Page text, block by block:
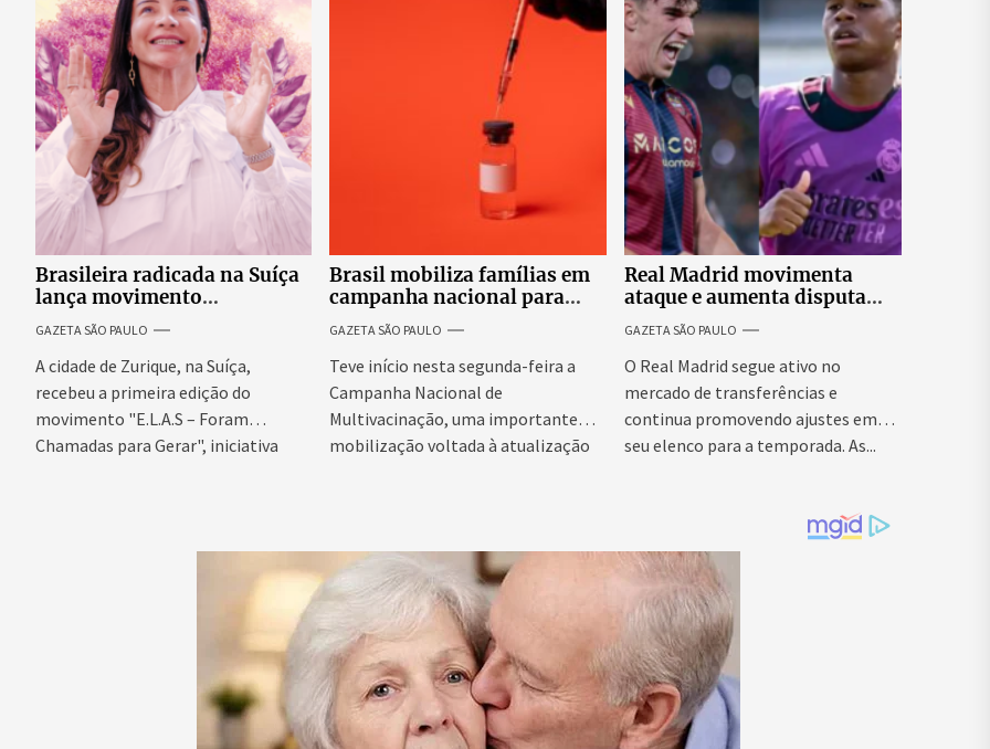
Brasileira radicada na Suíça
lança movimento
internacional voltado ao
fortalecimento da identidade
feminina
GAZETA SÃO PAULO
A cidade de Zurique, na Suíça,
recebeu a primeira edição do
movimento "E.L.A.S – Foram
Chamadas para Gerar", iniciativa
Brasil mobiliza famílias em
campanha nacional para
atualizar vacinação de
crianças e adolescentes
GAZETA SÃO PAULO
Teve início nesta segunda-feira a
Campanha Nacional de
Multivacinação, uma importante
mobilização voltada à atualização
Real Madrid movimenta
ataque e aumenta disputa
por espaço para Endrick
GAZETA SÃO PAULO
O Real Madrid segue ativo no
mercado de transferências e
continua promovendo ajustes em
seu elenco para a temporada. As...